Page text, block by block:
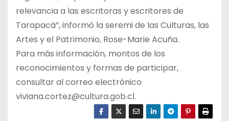
relevancia a las escritoras y escritores de
Tarapacá”, informó la seremi de las Culturas, las
Artes y el Patrimonio, Rose-Marie Acuña.
Para más información, montos de los
reconocimientos y formas de participar,
consultar al correo electrónico
viviana.cortez@cultura.gob.cl.